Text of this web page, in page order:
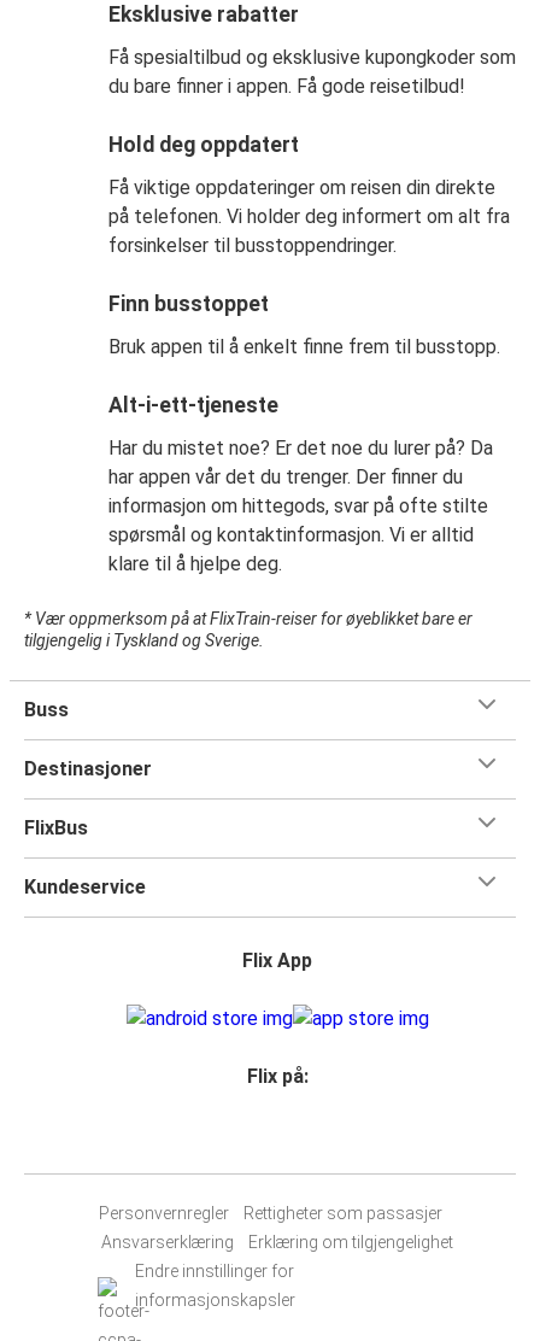
Eksklusive rabatter
Få spesialtilbud og eksklusive kupongkoder som
du bare finner i appen. Få gode reisetilbud!
Hold deg oppdatert
Få viktige oppdateringer om reisen din direkte
på telefonen. Vi holder deg informert om alt fra
forsinkelser til busstoppendringer.
Finn busstoppet
Bruk appen til å enkelt finne frem til busstopp.
Alt-i-ett-tjeneste
Har du mistet noe? Er det noe du lurer på? Da
har appen vår det du trenger. Der finner du
informasjon om hittegods, svar på ofte stilte
spørsmål og kontaktinformasjon. Vi er alltid
klare til å hjelpe deg.
* Vær oppmerksom på at FlixTrain-reiser for øyeblikket bare er
tilgjengelig i Tyskland og Sverige.
Buss
Destinasjoner
FlixBus
Kundeservice
Flix App
Flix på:
Personvernregler
Rettigheter som passasjer
Ansvarserklæring
Erklæring om tilgjengelighet
Endre innstillinger for
informasjonskapsler